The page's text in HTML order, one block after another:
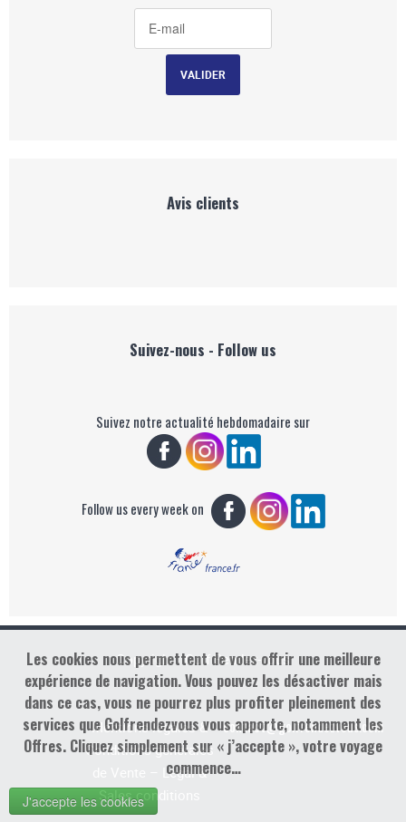
Avis clients
Suivez-nous - Follow us
Suivez notre actualité hebdomadaire sur
Follow us every week on
Copyright : Golf Rendez-vous
Mentions légales &
Conditions générales
de Vente – Legal &
Sales conditions
contact@golfrendezvous.com
Les cookies nous permettent de vous offrir une meilleure
expérience de navigation. Vous pouvez les désactiver mais
dans ce cas, vous ne pourrez plus profiter pleinement des
services que Golfrendezvous vous apporte, notamment les
Offres. Cliquez simplement sur « j’accepte », votre voyage
commence…
J'accepte les cookies